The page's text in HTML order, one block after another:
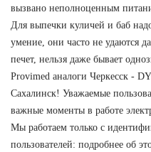
вызвано неполноценным
Для выпечки куличей и баб
умение, они часто не удаются
печет, нельзя даже бывает
Provimed аналоги Черкесск -
Сахалинск! Уважаемые
важные моменты в работе
Мы работаем только с
пользователей: подробнее об